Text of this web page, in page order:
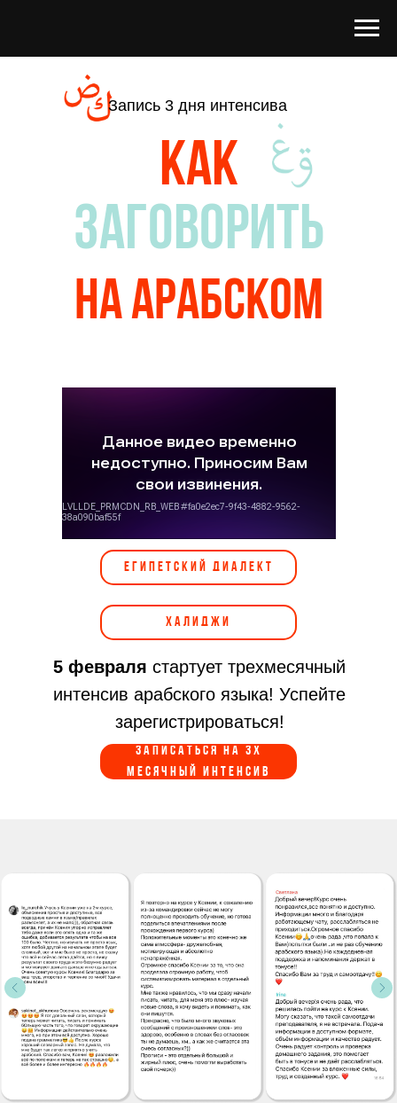
Как
заговорить
на арабском
Запись 3 дня интенсива
ЗАПИСАТЬСЯ НА 3Х
МЕСЯЧНЫЙ ИНТЕНСИВ
ЕГИПЕТСКИЙ ДИАЛЕКТ
ХАЛИДЖИ
5 февраля стартует трехмесячный
интенсив арабского языка! Успейте
зарегистрироваться!